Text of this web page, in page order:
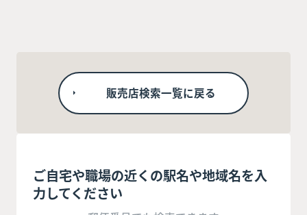
販売店検索一覧に戻る
ご自宅や職場の近くの駅名や地域名を入
力してください